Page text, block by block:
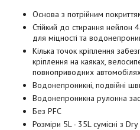
Основа з потрійним
Стійкий до стирання нейлон
для міцності та
Кілька точок кріплення
кріплення на каяках,
повноприводних
Водонепроникні, подвійні
Водонепроникна рулонна
Без PFC
Розміри 5L - 35L сумісні з